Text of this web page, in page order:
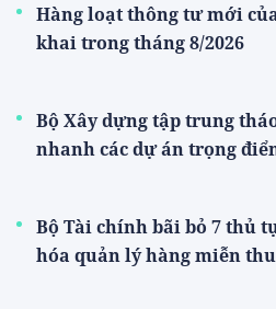
Hàng loạt thông tư mới
khai trong tháng 8/2026
Bộ Xây dựng tập trung
nhanh các dự án trọng
Bộ Tài chính bãi bỏ 7 thủ
hóa quản lý hàng miễn